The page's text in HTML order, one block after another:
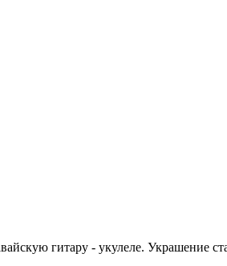
гитару - укулеле. Украшение